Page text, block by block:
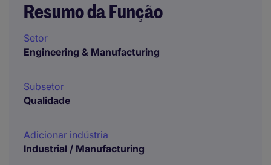
Resumo da Função
Setor
Engineering & Manufacturing
Subsetor
Qualidade
Adicionar indústria
Industrial / Manufacturing